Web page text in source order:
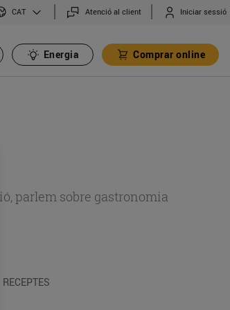
CAT Atenció al client Iniciar sessió
Energia Comprar online
parlem sobre gastronomia
RECEPTES